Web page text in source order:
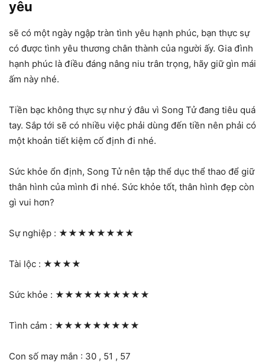
yêu
sẽ có một ngày ngập tràn tình yêu hạnh phúc, bạn thực sự
có được tình yêu thương chân thành của người ấy. Gia đình
hạnh phúc là điều đáng nâng niu trân trọng, hãy giữ gìn mái
ấm này nhé.
Tiền bạc không thực sự như ý đâu vì Song Tử đang tiêu quá
tay. Sắp tới sẽ có nhiều việc phải dùng đến tiền nên phải có
một khoản tiết kiệm cố định đi nhé.
Sức khỏe ổn định, Song Tử nên tập thể dục thể thao để giữ
thân hình của mình đi nhé. Sức khỏe tốt, thân hình đẹp còn
gì vui hơn?
Sự nghiệp : ★★★★★★★★
Tài lộc : ★★★★
Sức khỏe : ★★★★★★★★★★
Tình cảm : ★★★★★★★★★
Con số may mắn : 30 , 51 , 57